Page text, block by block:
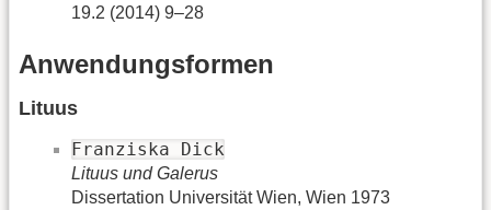
19.2 (2014) 9–28
Anwendungsformen
Lituus
Franziska Dick
Lituus und Galerus
Dissertation Universität Wien, Wien 1973